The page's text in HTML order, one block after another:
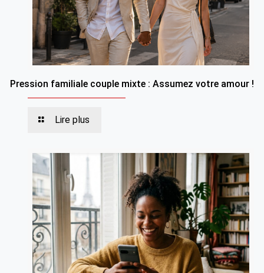
Pression familiale couple mixte : Assumez votre amour !
Lire plus